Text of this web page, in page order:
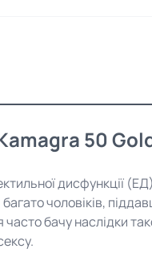
50
дисфункції
чоловіків,
часто бачу наслідки